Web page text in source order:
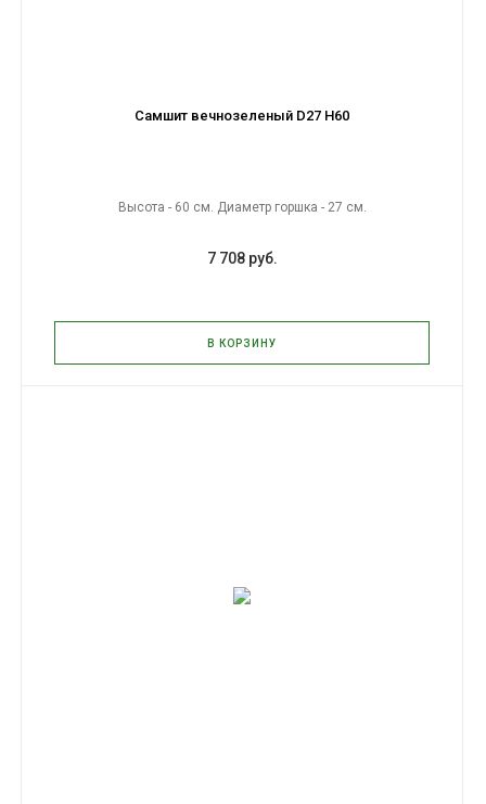
Самшит вечнозеленый D27 H60
Высота - 60 см. Диаметр горшка - 27 см.
7 708 руб.
В КОРЗИНУ